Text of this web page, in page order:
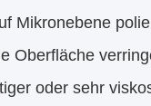
Mikronebene
Oberfläche
oder sehr